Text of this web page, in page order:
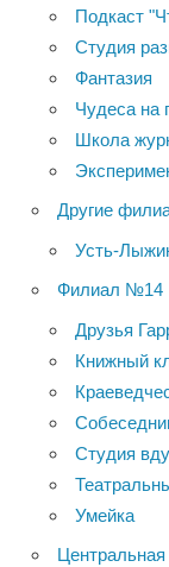
Подкаст
Студия
Фантазия
Чудеса на
Школа
Другие
Усть-
Филиал №14
Друзья
Книжный
Студия
Умейка